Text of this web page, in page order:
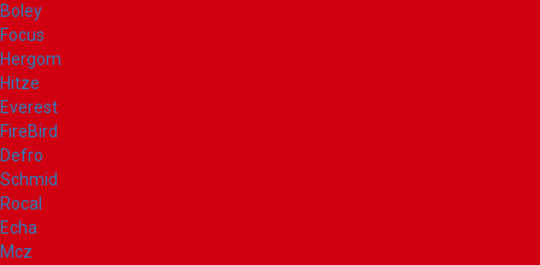
Boley
Focus
Hergom
Hitze
Everest
FireBird
Defro
Schmid
Rocal
Echa
Mcz